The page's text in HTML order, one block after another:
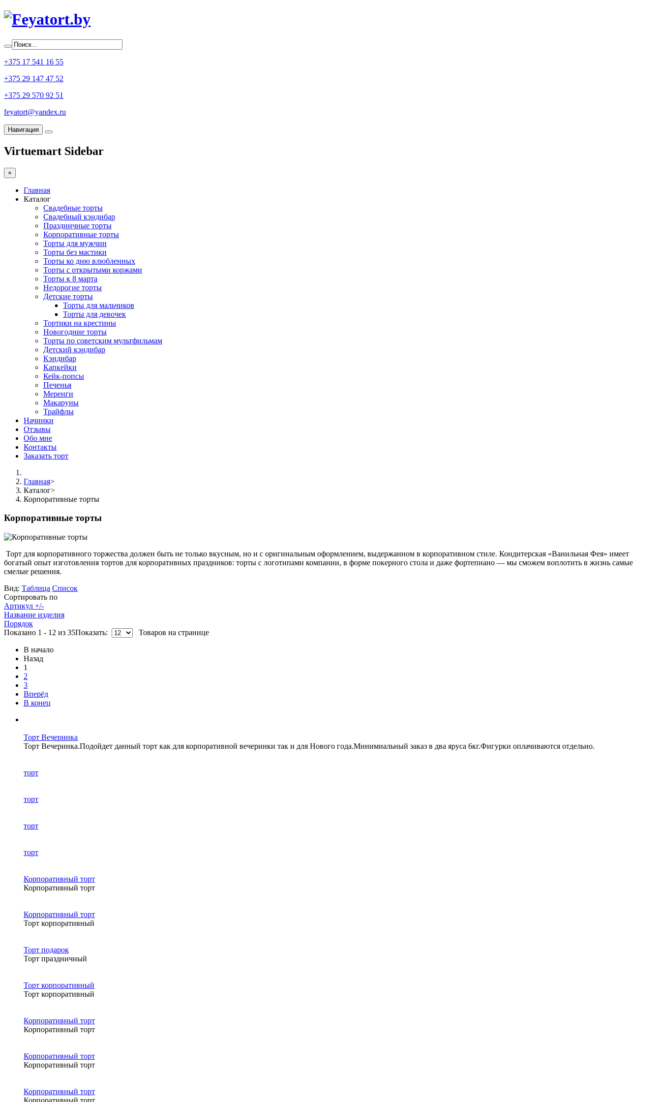
+375 17 541 16 55
+375 29 147 47 52
+375 29 570 92 51
feyatort@yandex.ru
Навигация
Virtuemart Sidebar
×
Главная
Каталог
Свадебные торты
Свадебный кэндибар
Праздничные торты
Корпоративные торты
Торты для мужчин
Торты без мастики
Торты ко дню влюбленных
Торты с открытыми коржами
Торты к 8 марта
Недорогие торты
Детские торты
Торты для мальчиков
Торты для девочек
Тортики на крестины
Новогодние торты
Торты по советским мультфильмам
Детский кэндибар
Кэндибар
Капкейки
Кейк-попсы
Печенья
Меренги
Макаруны
Трайфлы
Начинки
Отзывы
Обо мне
Контакты
Заказать торт
Главная>
Каталог>
Корпоративные торты
Корпоративные торты
Торт для корпоративного торжества должен быть не только вкусным, но и с оригинальным оформлением, выдержанном в корпоративном стиле. Кондитерская «Ванильная Фея» имеет
богатый опыт изготовления тортов для корпоративных праздников: торты с логотипами компании, в форме покерного стола и даже фортепиано — мы сможем воплотить в жизнь самые
смелые решения.
Вид: Таблица Список
Сортировать по
Артикул +/-
Название изделия
Порядок
Показано 1 - 12 из 35Показать: Товаров на странице
В начало
Назад
1
2
3
Вперёд
В конец
Торт Вечеринка
Торт Вечеринка.Подойдет данный торт как для корпоративной вечеринки так и для Нового года.Минимиальный заказ в два яруса 6кг.Фигурки оплачиваются отдельно.
торт
торт
торт
торт
Корпоративный торт
Корпоративный торт
Корпоративный торт
Торт корпоративный
Торт подарок
Торт праздничный
Торт корпоративный
Торт корпоративный
Корпоративный торт
Корпоративный торт
Корпоративный торт
Корпоративный торт
Корпоративный торт